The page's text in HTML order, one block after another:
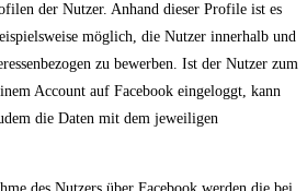
der Nutzer. Anhand dieser Profile ist es
möglich, die Nutzer innerhalb und
zu bewerben. Ist der Nutzer zum
Account auf Facebook eingeloggt, kann
die Daten mit dem jeweiligen